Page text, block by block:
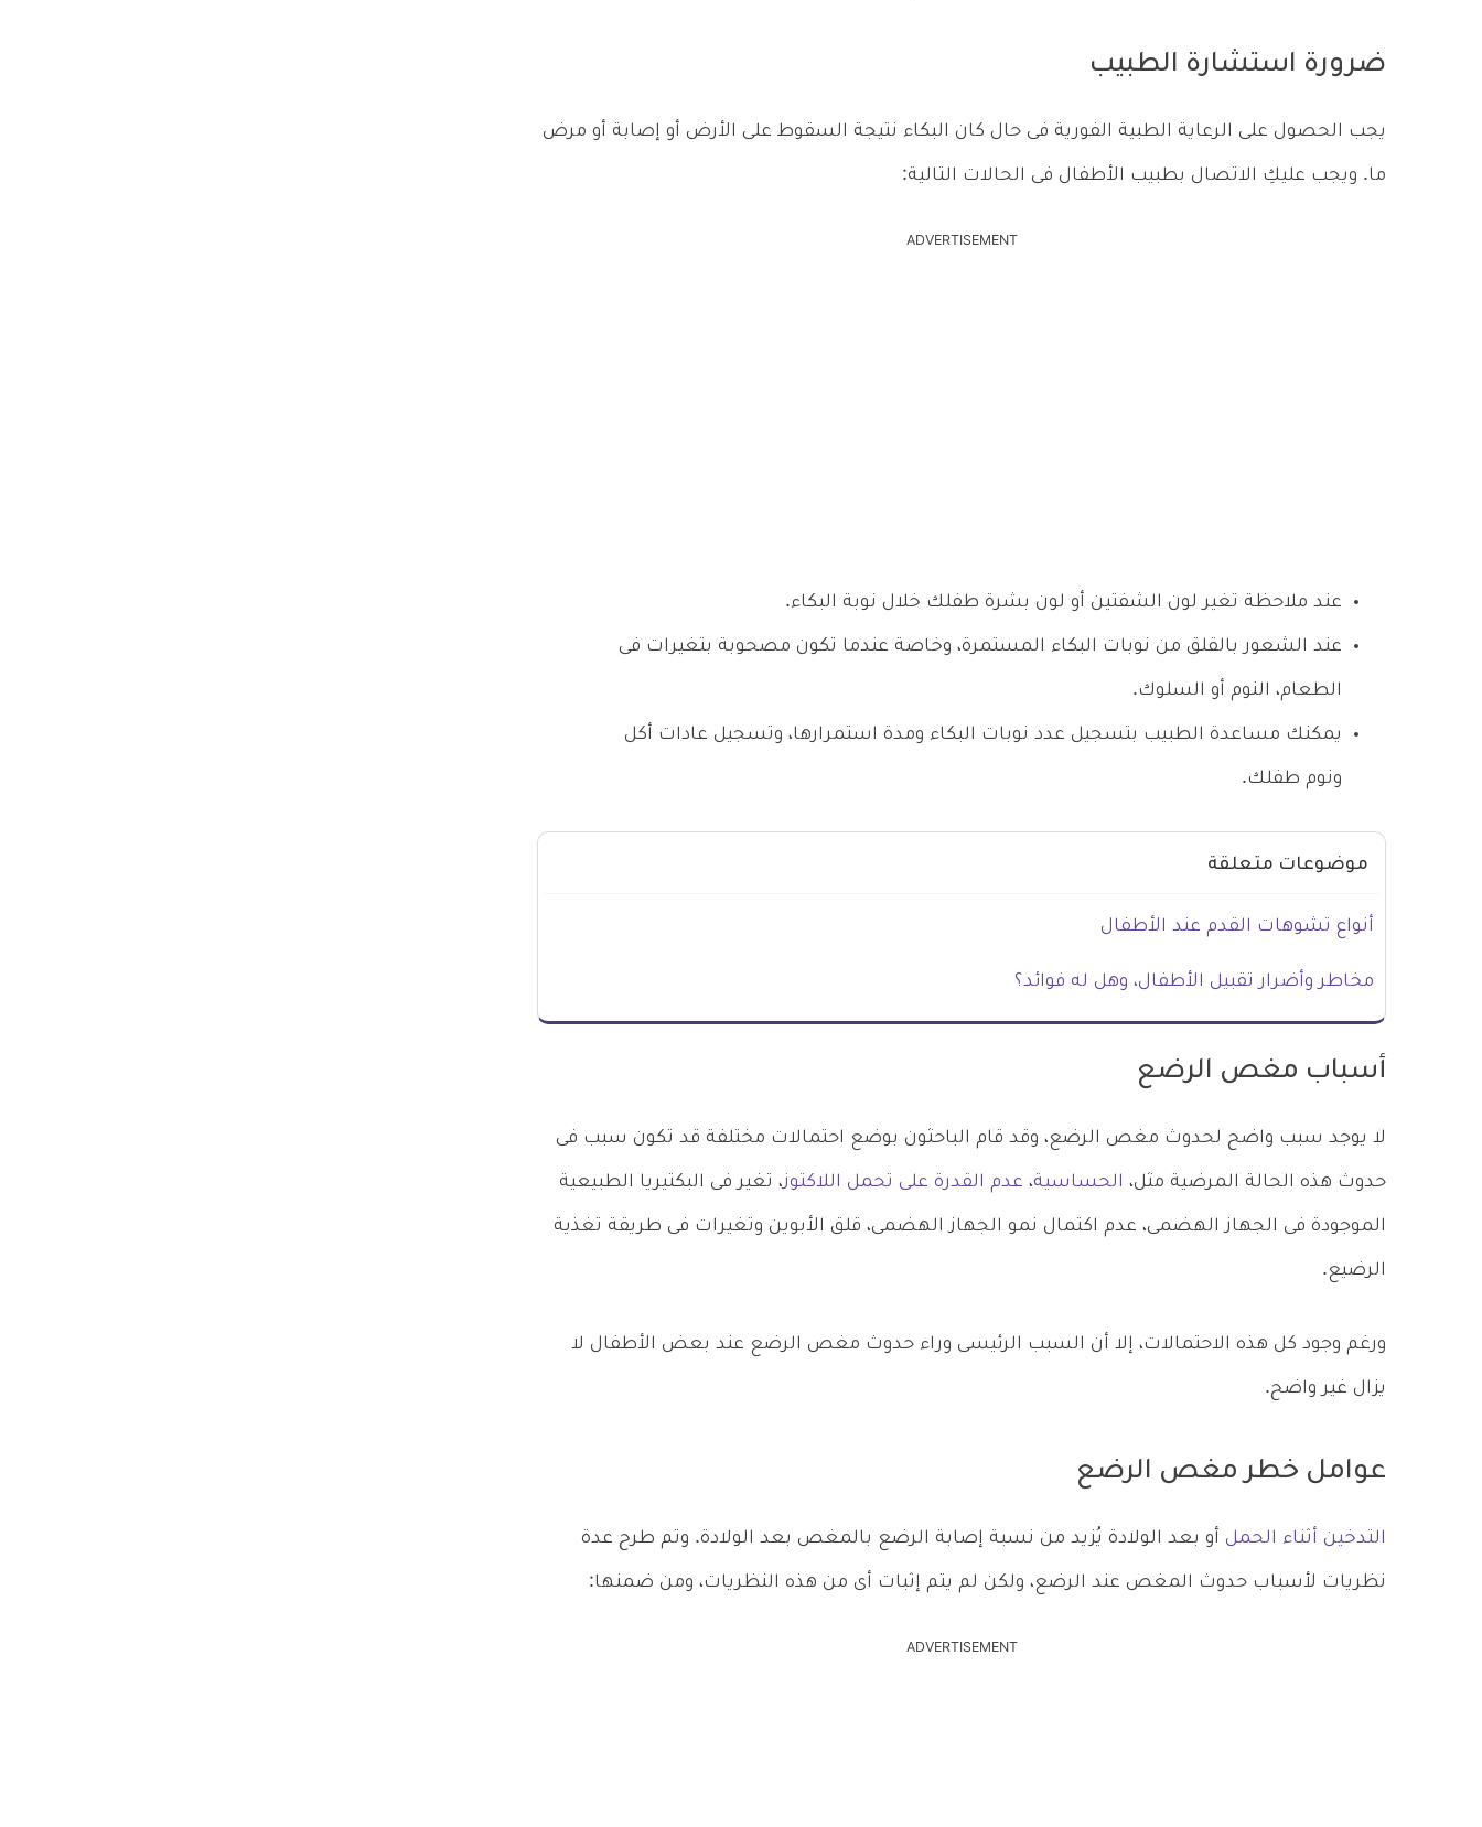
ضرورة استشارة الطبيب
يجب الحصول على الرعاية الطبية الفورية فى حال كان البكاء نتيجة السقوط على الأرض أو إصابة أو مرض
ما. ويجب عليكِ الاتصال بطبيب الأطفال فى الحالات التالية:
ADVERTISEMENT
عند ملاحظة تغير لون الشفتين أو لون بشرة طفلك خلال نوبة البكاء.
عند الشعور بالقلق من نوبات البكاء المستمرة، وخاصة عندما تكون مصحوبة بتغيرات فى
الطعام، النوم أو السلوك.
يمكنك مساعدة الطبيب بتسجيل عدد نوبات البكاء ومدة استمرارها، وتسجيل عادات أكل
ونوم طفلك.
موضوعات متعلقة
أنواع تشوهات القدم عند الأطفال
مخاطر وأضرار تقبيل الأطفال، وهل له فوائد؟
أسباب مغص الرضع
لا يوجد سبب واضح لحدوث مغص الرضع، وقد قام الباحثون بوضع احتمالات مختلفة قد تكون سبب فى
حدوث هذه الحالة المرضية مثل، الحساسية، عدم القدرة على تحمل اللاكتوز، تغير فى البكتيريا الطبيعية
الموجودة فى الجهاز الهضمى، عدم اكتمال نمو الجهاز الهضمى، قلق الأبوين وتغيرات فى طريقة تغذية
الرضيع.
ورغم وجود كل هذه الاحتمالات، إلا أن السبب الرئيسى وراء حدوث مغص الرضع عند بعض الأطفال لا
يزال غير واضح.
عوامل خطر مغص الرضع
التدخين أثناء الحمل أو بعد الولادة يُزيد من نسبة إصابة الرضع بالمغص بعد الولادة. وتم طرح عدة
نظريات لأسباب حدوث المغص عند الرضع، ولكن لم يتم إثبات أى من هذه النظريات، ومن ضمنها:
ADVERTISEMENT